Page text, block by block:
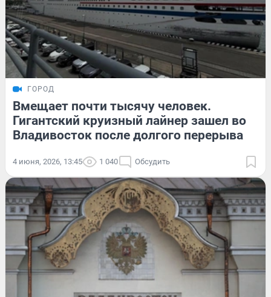
ГОРОД
Вмещает почти тысячу человек.
Гигантский круизный лайнер зашел во
Владивосток после долгого перерыва
4 июня, 2026, 13:45 1 040 Обсудить